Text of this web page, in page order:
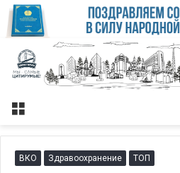
Меню
ВКО Здравоохранение ТОП